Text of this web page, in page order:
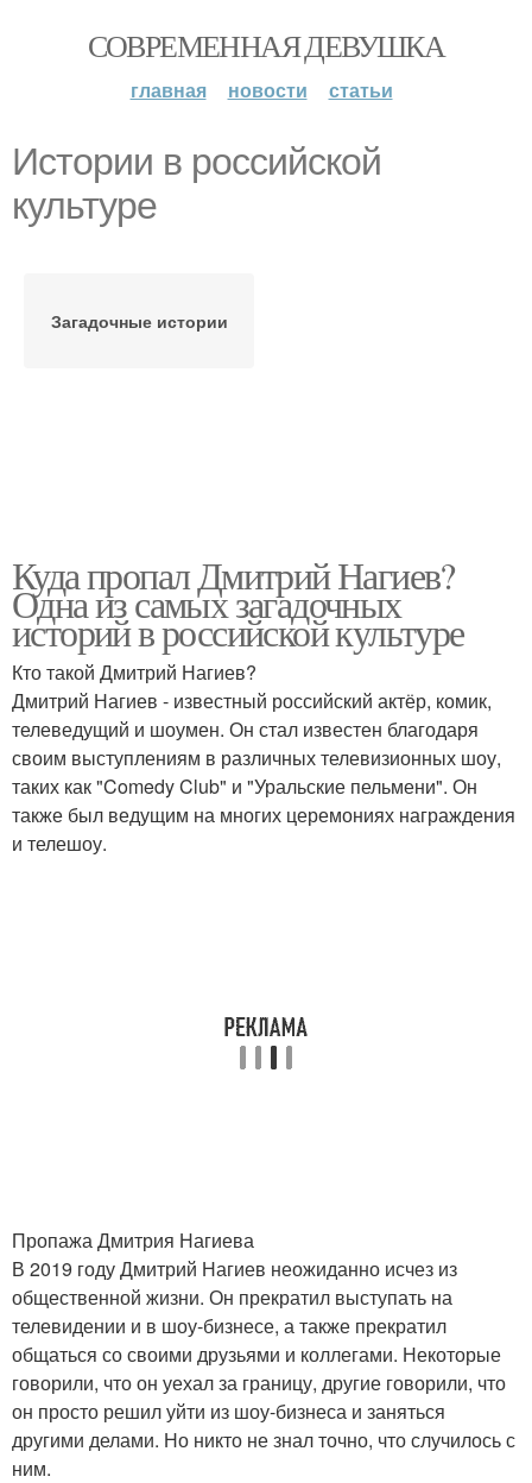
СОВРЕМЕННАЯ ДЕВУШКА
главная новости статьи
Истории в российской
культуре
Загадочные истории
Куда пропал Дмитрий Нагиев?
Одна из самых загадочных
историй в российской культуре
Кто такой Дмитрий Нагиев?
Дмитрий Нагиев - известный российский актёр, комик,
телеведущий и шоумен. Он стал известен благодаря
своим выступлениям в различных телевизионных шоу,
таких как "Comedy Club" и "Уральские пельмени". Он
также был ведущим на многих церемониях награждения
и телешоу.
Пропажа Дмитрия Нагиева
В 2019 году Дмитрий Нагиев неожиданно исчез из
общественной жизни. Он прекратил выступать на
телевидении и в шоу-бизнесе, а также прекратил
общаться со своими друзьями и коллегами. Некоторые
говорили, что он уехал за границу, другие говорили, что
он просто решил уйти из шоу-бизнеса и заняться
другими делами. Но никто не знал точно, что случилось с
ним.